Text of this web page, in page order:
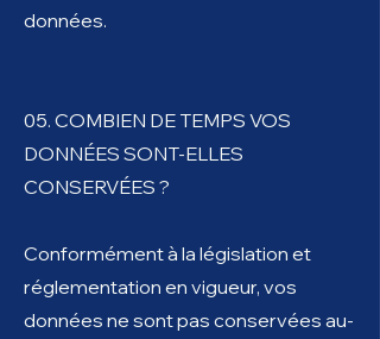
données.
05. COMBIEN DE TEMPS VOS
DONNÉES SONT-ELLES
CONSERVÉES ?
Conformément à la législation et
réglementation en vigueur, vos
données ne sont pas conservées au-